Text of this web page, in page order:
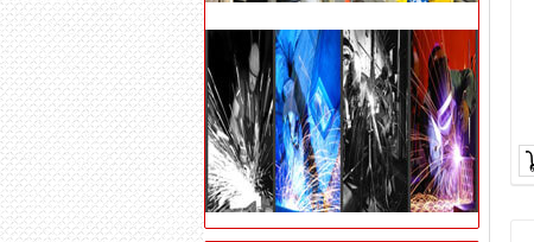
Thiết bị hàn đối đầu cốt
thép bê tông cho nhà
cao tầng